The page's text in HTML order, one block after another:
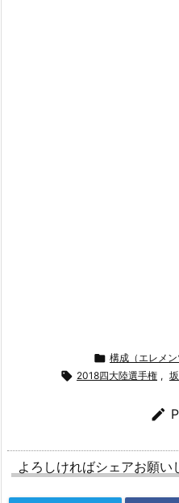
 構成（エレメン
 2018四大陸選手権 ,

よろしければシェアお願い